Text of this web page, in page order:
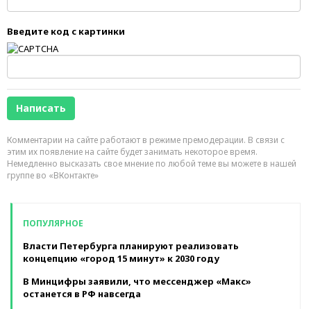
Введите код с картинки
Комментарии на сайте работают в режиме премодерации. В связи с
этим их появление на сайте будет занимать некоторое время.
Немедленно высказать свое мнение по любой теме вы можете в нашей
группе во «ВКонтакте»
ПОПУЛЯРНОЕ
Власти Петербурга планируют реализовать
концепцию «город 15 минут» к 2030 году
В Минцифры заявили, что мессенджер «Макс»
останется в РФ навсегда